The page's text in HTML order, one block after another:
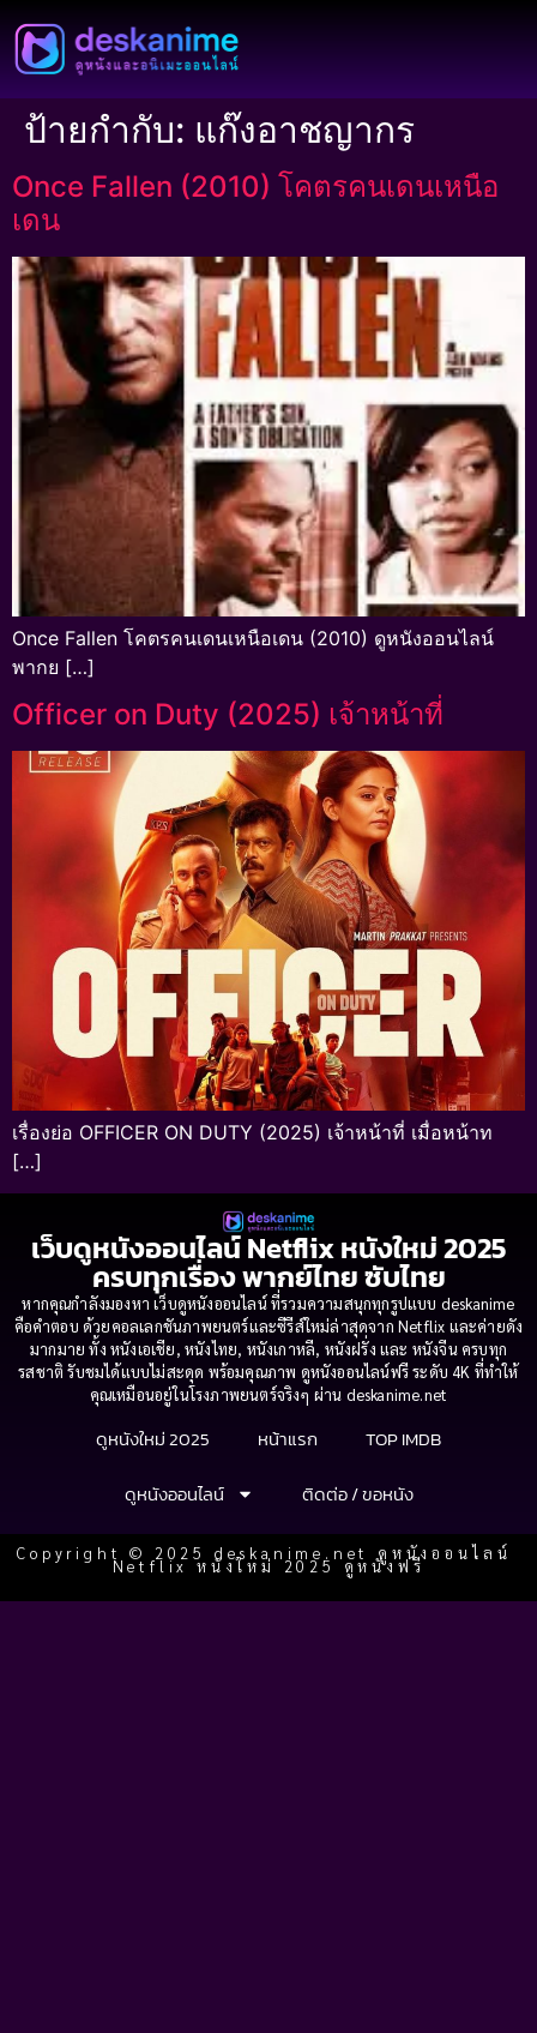
ป้ายกำกับ: แก๊งอาชญากร
Once Fallen (2010) โคตรคนเดนเหนือ
เดน
Once Fallen โคตรคนเดนเหนือเดน (2010) ดูหนังออนไลน์
พากย […]
Officer on Duty (2025) เจ้าหน้าที่
เรื่องย่อ OFFICER ON DUTY (2025) เจ้าหน้าที่ เมื่อหน้าท
[…]
เว็บดูหนังออนไลน์ Netflix หนังใหม่ 2025
ครบทุกเรื่อง พากย์ไทย ซับไทย
หากคุณกำลังมองหา เว็บดูหนังออนไลน์ ที่รวมความสนุกทุกรูปแบบ deskanime
คือคำตอบ ด้วยคอลเลกชันภาพยนตร์และซีรีส์ใหม่ล่าสุดจาก Netflix และค่ายดัง
มากมาย ทั้ง หนังเอเชีย, หนังไทย, หนังเกาหลี, หนังฝรั่ง และ หนังจีน ครบทุก
รสชาติ รับชมได้แบบไม่สะดุด พร้อมคุณภาพ ดูหนังออนไลน์ฟรี ระดับ 4K ที่ทำให้
คุณเหมือนอยู่ในโรงภาพยนตร์จริงๆ ผ่าน deskanime.net
ดูหนังใหม่ 2025 หน้าแรก
TOP IMDB
ดูหนังออนไลน์
ติดต่อ / ขอหนัง
Copyright © 2025 deskanime.net ดูหนังออนไลน์
Netflix หนังใหม่ 2025 ดูหนังฟรี